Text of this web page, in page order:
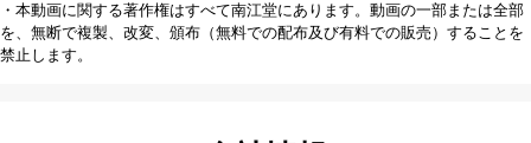
・本動画に関する著作権はすべて南江堂にあります。動画の一部または全部
を、無断で複製、改変、頒布（無料での配布及び有料での販売）することを
禁止します。